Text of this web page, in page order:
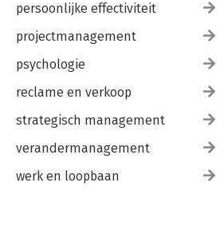
persoonlijke effectiviteit
projectmanagement
psychologie
reclame en verkoop
strategisch management
verandermanagement
werk en loopbaan